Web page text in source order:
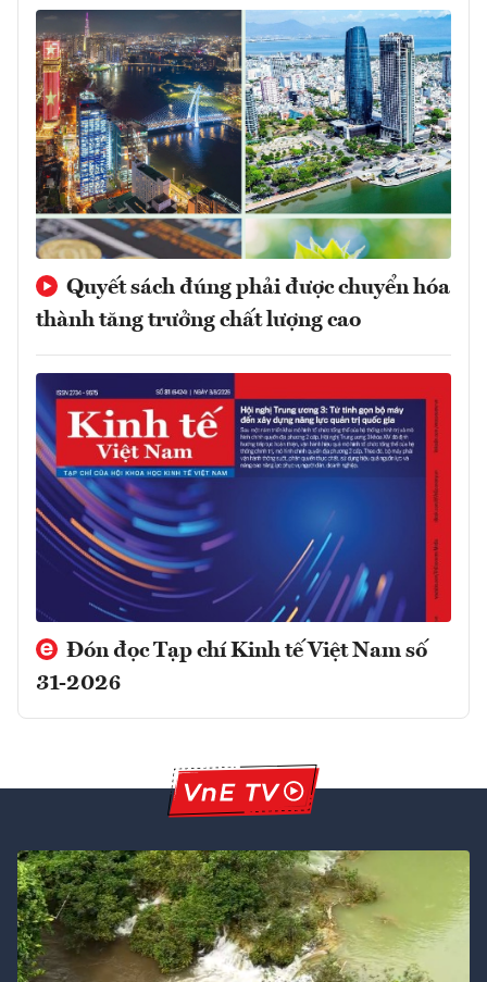
Quyết sách đúng phải được chuyển hóa
thành tăng trưởng chất lượng cao
Đón đọc Tạp chí Kinh tế Việt Nam số
31-2026